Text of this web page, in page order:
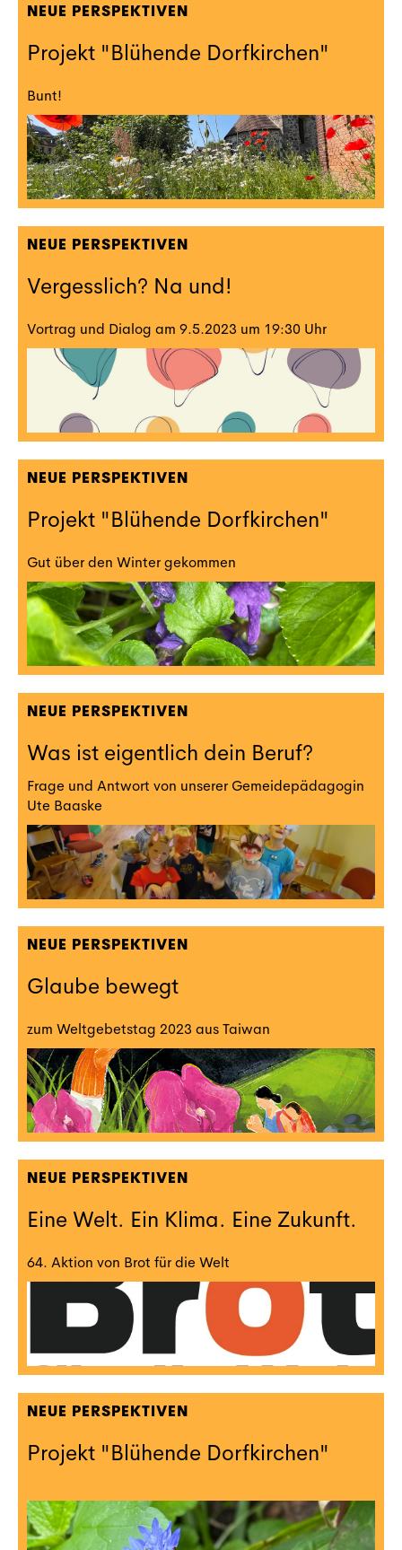
NEUE PERSPEKTIVEN
Projekt "Blühende Dorfkirchen"
Bunt!
NEUE PERSPEKTIVEN
Vergesslich? Na und!
Vortrag und Dialog am 9.5.2023 um 19:30 Uhr
NEUE PERSPEKTIVEN
Projekt "Blühende Dorfkirchen"
Gut über den Winter gekommen
NEUE PERSPEKTIVEN
Was ist eigentlich dein Beruf?
Frage und Antwort von unserer Gemeidepädagogin
Ute Baaske
NEUE PERSPEKTIVEN
Glaube bewegt
zum Weltgebetstag 2023 aus Taiwan
NEUE PERSPEKTIVEN
Eine Welt. Ein Klima. Eine Zukunft.
64. Aktion von Brot für die Welt
NEUE PERSPEKTIVEN
Projekt "Blühende Dorfkirchen"